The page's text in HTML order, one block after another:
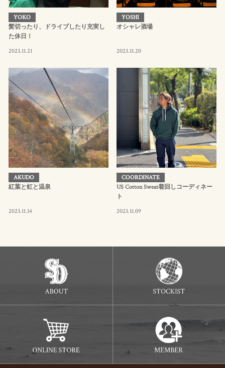
YOKO
髪切ったり、ドライブしたり充実し
た休日！
2023.11.21
YOSHI
オシャレ酒場
2023.11.20
AKUDO
紅葉と虹と温泉
2023.11.14
COORDINATE
US Cotton Sweat着回しコーディネー
ト
2023.11.09